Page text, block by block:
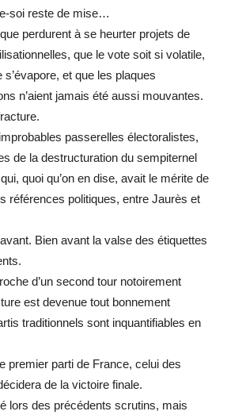
soi reste de mise…
perdurent à se heurter projets de
que le vote soit si volatile,
et que les plaques
n’aient jamais été aussi mouvantes.
passerelles électoralistes,
de la destructuration du sempiternel
quoi qu’on en dise, avait le mérite de
références politiques, entre Jaurès et
Bien avant la valse des étiquettes
d’un second tour notoirement
est devenue tout bonnement
traditionnels sont inquantifiables en
premier parti de France, celui des
de la victoire finale.
lors des précédents scrutins, mais